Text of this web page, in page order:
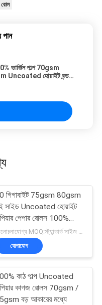
পান
ভার্জিন পাল্প 70gsm
Uncoated হোয়াইট বন্ড
গিগাবাইট 75gsm 80gsm
সাইড Uncoated হোয়াইট
পেপার রোলস 100%
pulp Made সঙ্গে
আলোচনাযোগ্য MOQ:স্ট্যান্ডার্ড সাইজ 1 টন, কাস্টমাইজড সাইজ 10 টন
যোগাযোগ
কাঠ পাল্প Uncoated
কাগজ রোলস 70gsm /
বড় আকারের মধ্যে